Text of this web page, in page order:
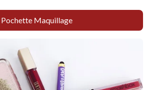
Pochette Maquillage